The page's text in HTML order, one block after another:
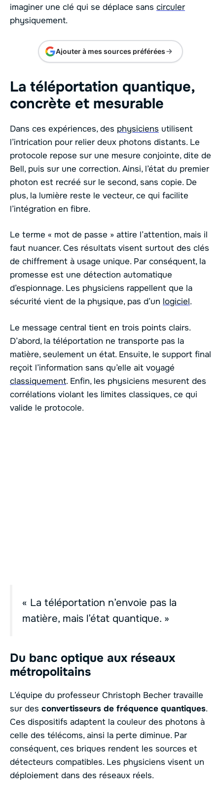
imaginer une clé qui se déplace sans circuler
physiquement.
Ajouter à mes sources préférées
La téléportation quantique,
concrète et mesurable
Dans ces expériences, des physiciens utilisent
l’intrication pour relier deux photons distants. Le
protocole repose sur une mesure conjointe, dite de
Bell, puis sur une correction. Ainsi, l’état du premier
photon est recréé sur le second, sans copie. De
plus, la lumière reste le vecteur, ce qui facilite
l’intégration en fibre.
Le terme « mot de passe » attire l’attention, mais il
faut nuancer. Ces résultats visent surtout des clés
de chiffrement à usage unique. Par conséquent, la
promesse est une détection automatique
d’espionnage. Les physiciens rappellent que la
sécurité vient de la physique, pas d’un logiciel.
Le message central tient en trois points clairs.
D’abord, la téléportation ne transporte pas la
matière, seulement un état. Ensuite, le support final
reçoit l’information sans qu’elle ait voyagé
classiquement. Enfin, les physiciens mesurent des
corrélations violant les limites classiques, ce qui
valide le protocole.
« La téléportation n’envoie pas la
matière, mais l’état quantique. »
Du banc optique aux réseaux
métropolitains
L’équipe du professeur Christoph Becher travaille
sur des convertisseurs de fréquence quantiques.
Ces dispositifs adaptent la couleur des photons à
celle des télécoms, ainsi la perte diminue. Par
conséquent, ces briques rendent les sources et
détecteurs compatibles. Les physiciens visent un
déploiement dans des réseaux réels.